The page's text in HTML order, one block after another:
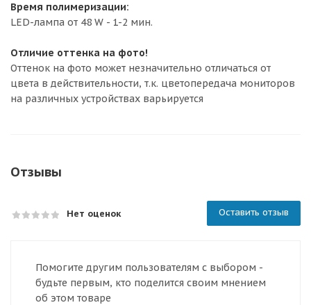
Время полимеризации:
LED-лампа от 48 W - 1-2 мин.
Отличие оттенка на фото!
Оттенок на фото может незначительно отличаться от
цвета в действительности, т.к. цветопередача мониторов
на различных устройствах варьируется
Отзывы
Нет оценок Оставить отзыв
Помогите другим пользователям с выбором -
будьте первым, кто поделится своим мнением
об этом товаре